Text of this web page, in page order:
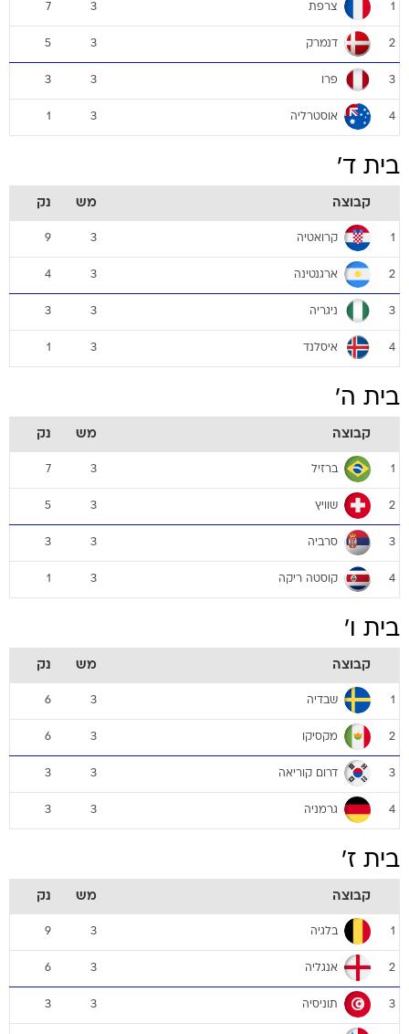
1 צרפת 3
7
2 דנמרק 3
5
3 פרו 3
3
4 אוסטרליה 3
1
בית ד'
קבוצה מש נק
1 קרואטיה 3
9
2 ארגנטינה 3
4
3 ניגריה 3
3
4 איסלנד 3
1
בית ה'
קבוצה מש נק
1 ברזיל 3
7
2 שוויץ 3
5
3 סרביה 3
3
4 קוסטה ריקה 3
1
בית ו'
קבוצה מש נק
1 שבדיה 3
6
2 מקסיקו 3
6
3 דרום קוריאה 3
3
4 גרמניה 3
3
בית ז'
קבוצה מש נק
1 בלגיה 3
9
2 אנגליה 3
6
3 תוניסיה 3
3